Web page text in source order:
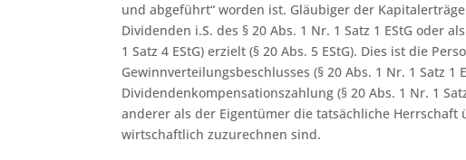
und abgeführt“ worden ist. Gläubiger der
Dividenden i.S. des § 20 Abs. 1 Nr. 1 Satz 1 EStG oder
1 Satz 4 EStG) erzielt (§ 20 Abs. 5 EStG). Dies ist die
Gewinnverteilungsbeschlusses (§ 20 Abs. 1 Nr. 1 Satz 1
Dividendenkompensationszahlung (§ 20 Abs. 1 Nr. 1
anderer als der Eigentümer die tatsächliche Herrschaft
wirtschaftlich zuzurechnen sind.